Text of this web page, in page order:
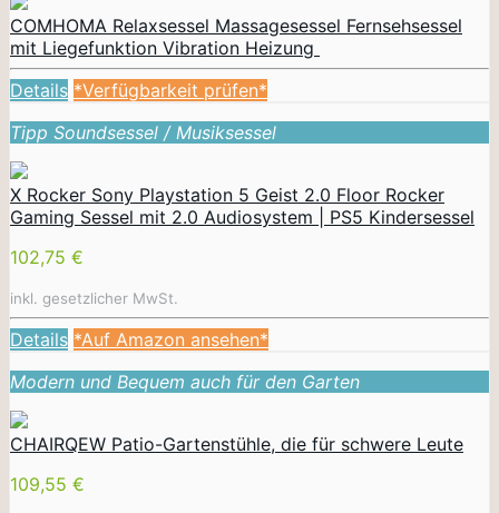
COMHOMA Relaxsessel Massagesessel Fernsehsessel
mit Liegefunktion Vibration Heizung
Details *Verfügbarkeit prüfen*
Tipp Soundsessel / Musiksessel
X Rocker Sony Playstation 5 Geist 2.0 Floor Rocker
Gaming Sessel mit 2.0 Audiosystem | PS5 Kindersessel
102,75 €
inkl. gesetzlicher MwSt.
Details *Auf Amazon ansehen*
Modern und Bequem auch für den Garten
CHAIRQEW Patio-Gartenstühle, die für schwere Leute
109,55 €